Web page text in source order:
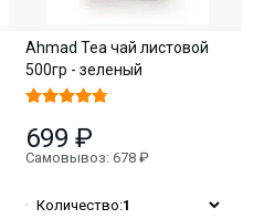
Ahmad Tea чай листовой
500гр - зеленый
699 ₽
Самовывоз: 678 ₽
Количество:1